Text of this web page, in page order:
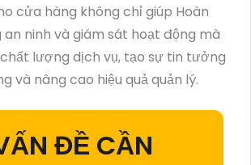
cửa hàng không chỉ giúp Hoàn
ninh và giám sát hoạt động mà
lượng dịch vụ, tạo sự tin tưởng
và nâng cao hiệu quả quản lý.
ĐỀ CẦN